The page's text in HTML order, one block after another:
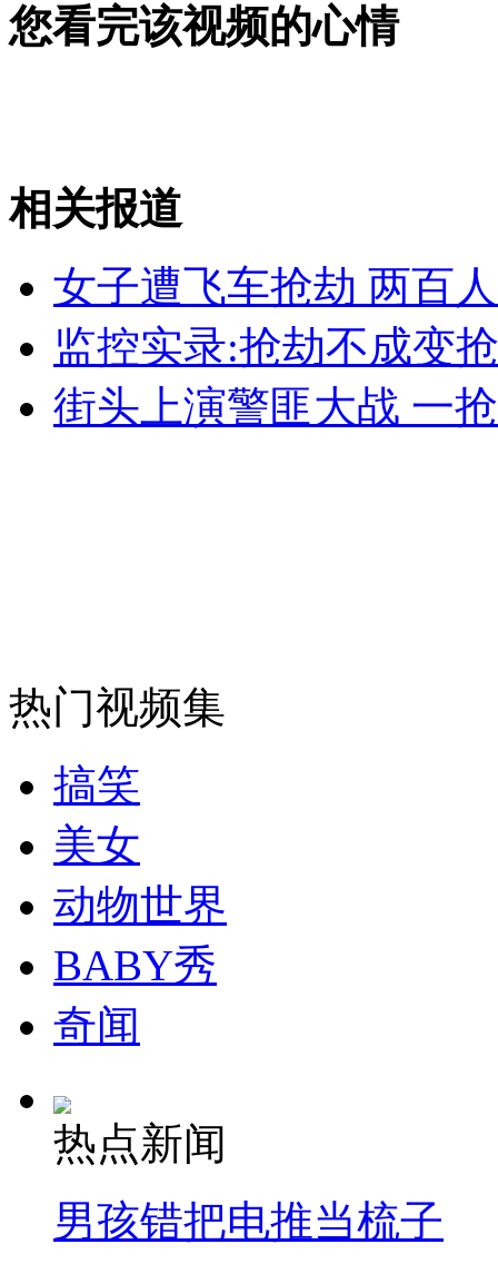
美国男子楼房里种菜养鱼
山西运城恶犬咬伤多人 警民合力深夜将其击毙
安徽一实载49人客车翻车
走！跟着总书记去植树
消防员救轻生者 花炮节热闹非凡
纽约上演“枕头大战”
您看完该视频的心情
相关报道
女子遭飞车抢劫 两百
监控实录:抢劫不成变
街头上演警匪大战 一
热门视频集
搞笑
美女
动物世界
BABY秀
奇闻
热点新闻
男孩错把电推当梳子